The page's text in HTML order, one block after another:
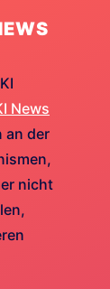
News
an der
nicht